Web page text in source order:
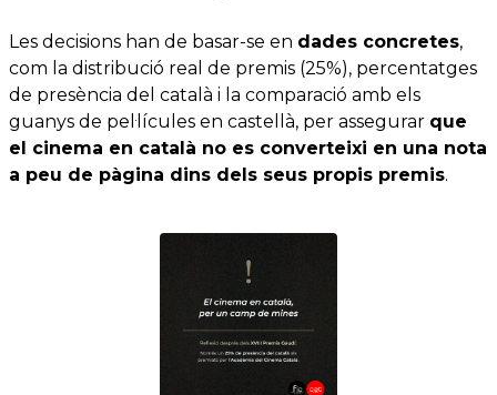
Les decisions han de basar-se en dades concretes,
com la distribució real de premis (25%), percentatges
de presència del català i la comparació amb els
guanys de pel·lícules en castellà, per assegurar que
el cinema en català no es converteixi en una nota
a peu de pàgina dins dels seus propis premis.